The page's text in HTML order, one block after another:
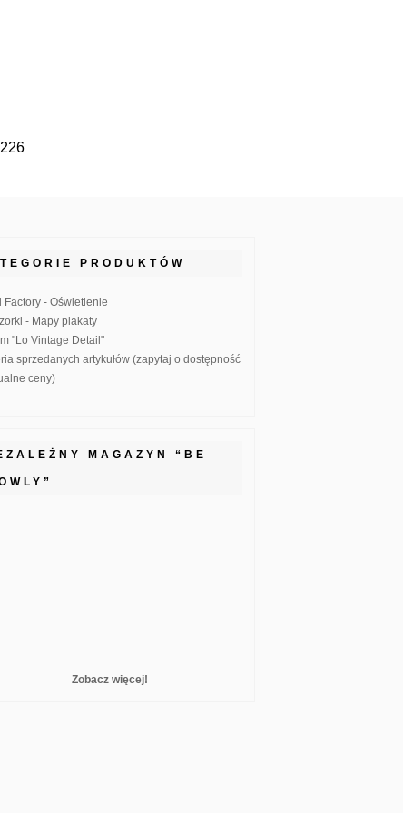
PRODUKTÓW
Factory - Oświetlenie
- Mapy plakaty
"Lo Vintage Detail"
sprzedanych artykułów (zapytaj o dostępność
ceny)
MAGAZYN “BE
Zobacz więcej!